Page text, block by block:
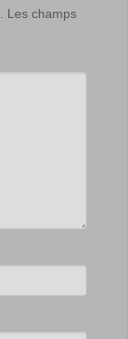
Les champs